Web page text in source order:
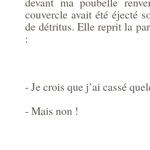
couvercle avait été éjecté
de détritus. Elle reprit la
:
- Je crois que j’ai cassé
- Mais non !